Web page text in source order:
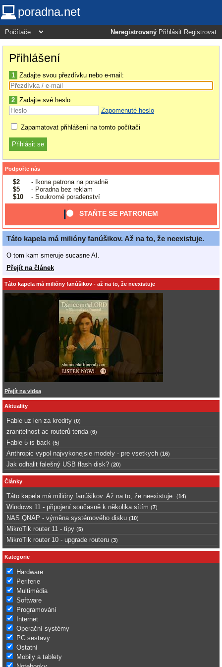
poradna.net
Neregistrovaný Přihlásit Registrovat
Přihlášení
1 Zadajte svou přezdívku nebo e-mail:
2 Zadajte své heslo:
Zapomenuté heslo
Zapamatovat přihlášení na tomto počítači
Podpořte nás
$2
- Ikona patrona na poradně
$5
- Poradna bez reklam
$10
- Soukromé poradenství
STAŇTE SE PATRONEM
Táto kapela má milióny fanúšikov. Až na to, že neexistuje.
O tom kam smeruje sucasne AI.
Přejít na článek
Táto kapela má milióny fanúšikov - až na to, že neexistuje
Přejít na videa
Aktuality
Fable uz len za kredity (0)
zranitelnost ac routerů tenda (6)
Fable 5 is back (5)
Anthropic vypol najvykonejsie modely - pre vsetkych (16)
Jak odhalit falešný USB flash disk? (20)
Články
Táto kapela má milióny fanúšikov. Až na to, že neexistuje. (14)
Windows 11 - připojení současně k několika sítím (7)
NAS QNAP - výměna systémového disku (10)
MikroTik router 11 - tipy (5)
MikroTik router 10 - upgrade routeru (3)
Kategorie
Hardware
Periferie
Multimédia
Software
Programování
Internet
Operační systémy
PC sestavy
Ostatní
Mobily a tablety